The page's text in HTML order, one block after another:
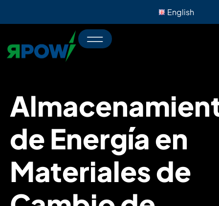
English
de Energía en
Materiales de